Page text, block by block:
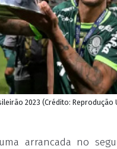
2023 (Crédito: Reprodução
arrancada no